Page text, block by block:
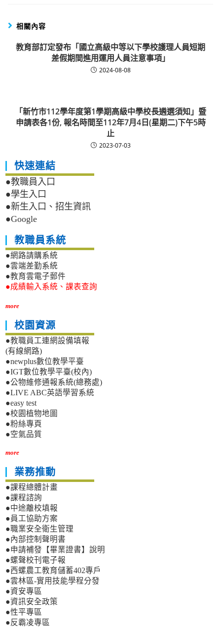
相關內容
教育部訂定發布「國立高級中等以下學校護理人員短期
差假期間進用運用人員注意事項」
2024-08-08
「新竹市112學年度第1學期高級中學校長遴選須知」暨
申請表各1份, 報名時間至112年7月4日(星期二)下午5時
止
2023-07-03
快速連結
●教職員入口
●學生入口
●新生入口、招生資訊
●Google
教職員系統
●網路請購系統
●雲端差勤系統
●教育雲電子郵件
●成績輸入系統、課表查詢
more
校園資源
●教職員工連網設備填報
(有線網路)
●newplus數位教學平臺
●IGT數位教學平臺(校內)
●公物維修通報系統(總務處)
●LIVE ABC英語學習系統
●easy test
●校園植物地圖
●粉絲專頁
●空氣品質
more
業務推動
●課程總體計畫
●課程諮詢
●中途離校填報
●員工協助方案
●職業安全衛生管理
●內部控制聲明書
●申請補發【畢業證書】說明
●螺聲校刊電子報
●西螺農工教育儲蓄402專戶
●雲林區-實用技能學程分發
●資安專區
●資訊安全政策
●性平專區
●反霸凌專區